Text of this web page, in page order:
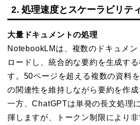
2. 処理速度とスケーラビリテ
大量ドキュメントの処理
NotebookLMは、複数のドキュメ
ロードし、統合的な要約を生成す
す。50ページを超える複数の資料
の関連性を維持しながら要約を作成
一方、ChatGPTは単発の長文処理
揮しますが、トークン制限により